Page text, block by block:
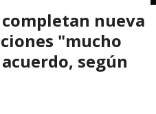
nueva
"mucho
según